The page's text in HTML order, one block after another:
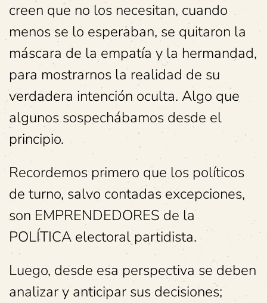
creen que no los necesitan, cuando
menos se lo esperaban, se quitaron la
máscara de la empatía y la hermandad,
para mostrarnos la realidad de su
verdadera intención oculta. Algo que
algunos sospechábamos desde el
principio.
Recordemos primero que los políticos
de turno, salvo contadas excepciones,
son EMPRENDEDORES de la
POLÍTICA electoral partidista.
Luego, desde esa perspectiva se deben
analizar y anticipar sus decisiones;